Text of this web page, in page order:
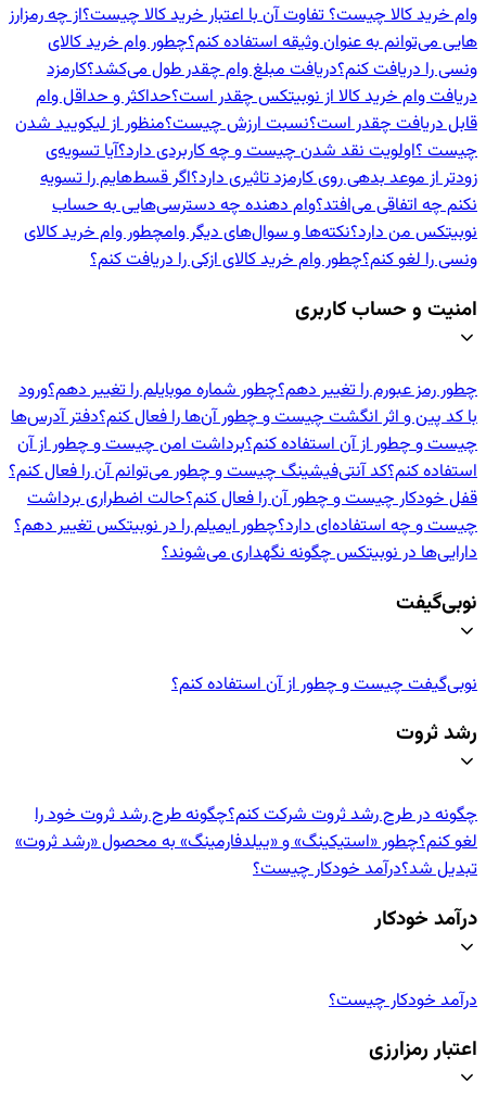
وام خرید کالا چیست؟ تفاوت آن با اعتبار خرید کالا چیست؟از چه رمزارز
هایی می‌توانم به عنوان وثیقه استفاده کنم؟چطور وام خرید کالای
ونسی را دریافت کنم؟دریافت مبلغ وام چقدر طول می‌کشد؟کارمزد
دریافت وام خرید کالا از نوبیتکس چقدر است؟حداکثر و حداقل وام
قابل دریافت چقدر است؟نسبت ارزش چیست؟منظور از لیکویید شدن
چیست ؟اولویت نقد شدن چیست و چه کاربردی دارد؟آیا تسویه‌ی
زودتر از موعد بدهی روی کارمزد تاثیری دارد؟اگر قسط‌هایم را تسویه
نکنم چه اتفاقی می‌افتد؟وام دهنده‌ چه دسترسی‌هایی به حساب
نوبیتکس من دارد؟نکته‌ها و سوال‌های دیگر وامچطور وام خرید کالای
ونسی را لغو کنم؟چطور وام خرید کالای ازکی را دریافت کنم؟
امنیت و حساب کاربری
چطور رمز عبورم را تغییر دهم؟چطور شماره موبایلم را تغییر دهم؟ورود
با کد پین و اثر انگشت چیست و چطور آن‌ها را فعال کنم؟دفتر آدرس‌ها
چیست و چطور از آن استفاده کنم؟برداشت امن چیست و چطور از آن
استفاده کنم؟کد آنتی‌فیشینگ چیست و چطور می‌توانم آن را فعال کنم؟
قفل خودکار چیست و چطور آن را فعال کنم؟حالت اضطراری برداشت
چیست و چه استفاده‌ای دارد؟چطور ایمیلم را در نوبیتکس تغییر دهم؟
دارایی‌ها در نوبیتکس چگونه نگهداری می‌شوند؟
نوبی‌گیفت
نوبی‌گیفت چیست و چطور از آن استفاده کنم؟
رشد ثروت
چگونه در طرح رشد ثروت شرکت کنم؟چگونه طرح رشد ثروت خود را
لغو کنم؟چطور «استیکینگ» و «ییلدفارمینگ» به محصول «رشد ثروت»
تبدیل شد؟درآمد خودکار چیست؟
درآمد خودکار
درآمد خودکار چیست؟
اعتبار رمزارزی